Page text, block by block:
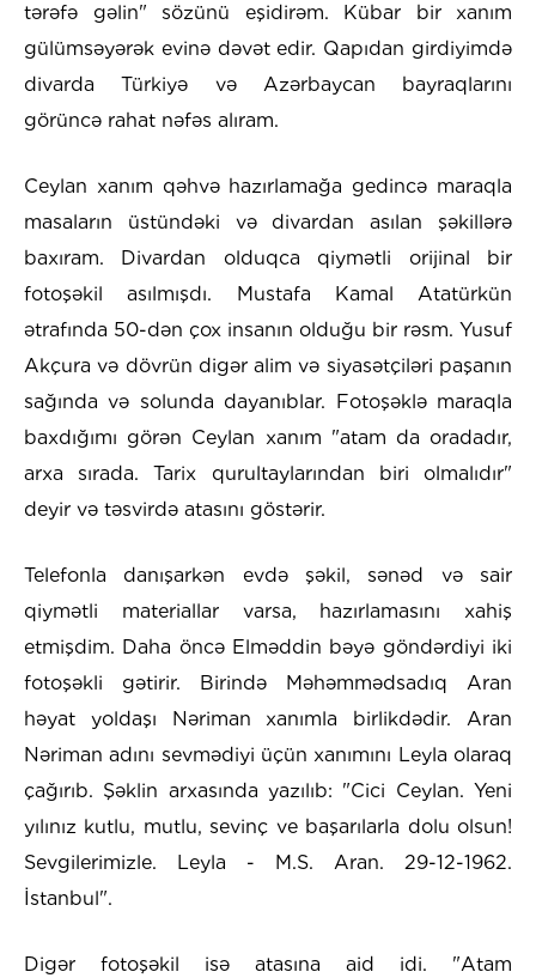
tərəfə gəlin" sözünü eşidirəm. Kübar bir xanım
gülümsəyərək evinə dəvət edir. Qapıdan girdiyimdə
divarda Türkiyə və Azərbaycan bayraqlarını
görüncə rahat nəfəs alıram.
Ceylan xanım qəhvə hazırlamağa gedincə maraqla
masaların üstündəki və divardan asılan şəkillərə
baxıram. Divardan olduqca qiymətli orijinal bir
fotoşəkil asılmışdı. Mustafa Kamal Atatürkün
ətrafında 50-dən çox insanın olduğu bir rəsm. Yusuf
Akçura və dövrün digər alim və siyasətçiləri paşanın
sağında və solunda dayanıblar. Fotoşəklə maraqla
baxdığımı görən Ceylan xanım "atam da oradadır,
arxa sırada. Tarix qurultaylarından biri olmalıdır"
deyir və təsvirdə atasını göstərir.
Telefonla danışarkən evdə şəkil, sənəd və sair
qiymətli materiallar varsa, hazırlamasını xahiş
etmişdim. Daha öncə Elməddin bəyə göndərdiyi iki
fotoşəkli gətirir. Birində Məhəmmədsadıq Aran
həyat yoldaşı Nəriman xanımla birlikdədir. Aran
Nəriman adını sevmədiyi üçün xanımını Leyla olaraq
çağırıb. Şəklin arxasında yazılıb: "Cici Ceylan. Yeni
yılınız kutlu, mutlu, sevinç ve başarılarla dolu olsun!
Sevgilerimizle. Leyla - M.S. Aran. 29-12-1962.
İstanbul".
Digər fotoşəkil isə atasına aid idi. "Atam